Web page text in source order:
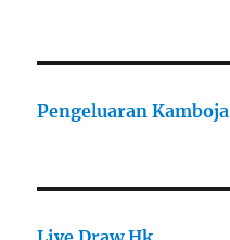
Pengeluaran Kamboja